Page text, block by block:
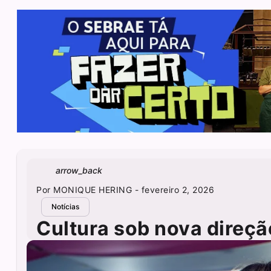
arrow_back
Por MONIQUE HERING - fevereiro 2, 2026
Notícias
Cultura sob nova